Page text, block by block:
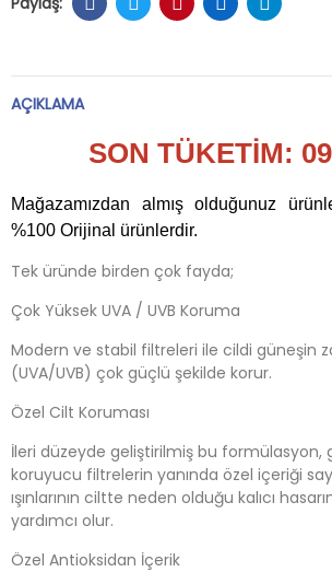
AÇIKLAMA
SON TÜKETİM:
Mağazamızdan almış olduğunuz
%100 Orijinal ürünlerdir.
Tek üründe birden çok fayda;
Çok Yüksek UVA / UVB Koruma
Modern ve stabil filtreleri ile cildi güneşin
(UVA/UVB) çok güçlü şekilde korur.
Özel Cilt Koruması
İleri düzeyde geliştirilmiş bu formülasyon,
koruyucu filtrelerin yanında özel içeriği
ışınlarının ciltte neden olduğu kalıcı
yardımcı olur.
Özel Antioksidan İçerik